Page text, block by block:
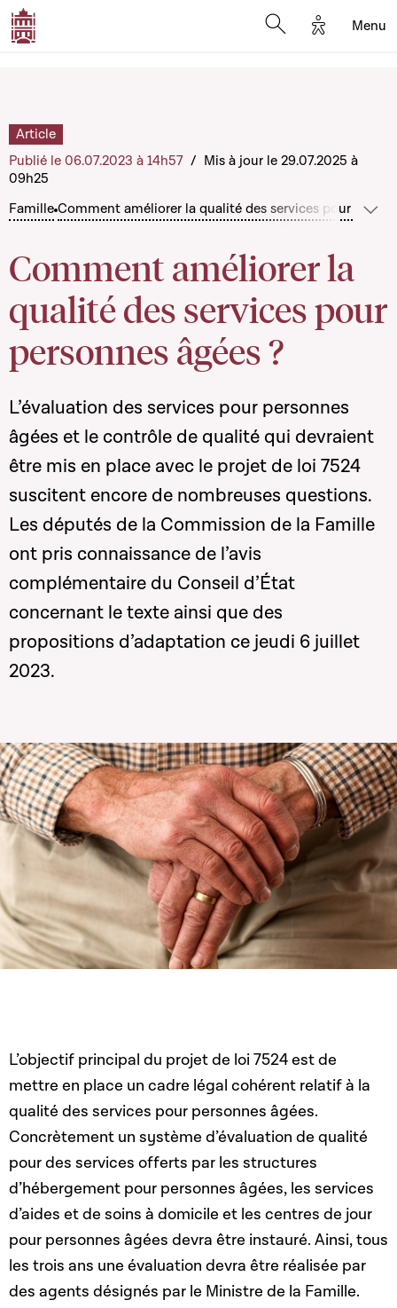
Options
Menu
Famille Comment améliorer la qualité des services pour
Comment améliorer la
qualité des services pour
personnes âgées ?
Article
Publié le 06.07.2023 à 14h57 / Mis à jour le 29.07.2025 à
09h25
L’évaluation des services pour personnes
âgées et le contrôle de qualité qui devraient
être mis en place avec le projet de loi 7524
suscitent encore de nombreuses questions.
Les députés de la Commission de la Famille
ont pris connaissance de l’avis
complémentaire du Conseil d’État
concernant le texte ainsi que des
propositions d’adaptation ce jeudi 6 juillet
2023.
L’objectif principal du projet de loi 7524 est de
mettre en place un cadre légal cohérent relatif à la
qualité des services pour personnes âgées.
Concrètement un système d’évaluation de qualité
pour des services offerts par les structures
d’hébergement pour personnes âgées, les services
d’aides et de soins à domicile et les centres de jour
pour personnes âgées devra être instauré. Ainsi, tous
les trois ans une évaluation devra être réalisée par
des agents désignés par le Ministre de la Famille.